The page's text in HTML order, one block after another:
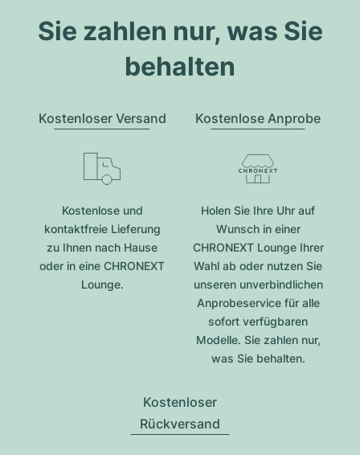
Sie zahlen nur, was Sie
behalten
Kostenloser Versand
Kostenlose und
kontaktfreie Lieferung
zu Ihnen nach Hause
oder in eine CHRONEXT
Lounge.
Kostenlose Anprobe
Holen Sie Ihre Uhr auf
Wunsch in einer
CHRONEXT Lounge Ihrer
Wahl ab oder nutzen Sie
unseren unverbindlichen
Anprobeservice für alle
sofort verfügbaren
Modelle. Sie zahlen nur,
was Sie behalten.
Kostenloser
Rückversand